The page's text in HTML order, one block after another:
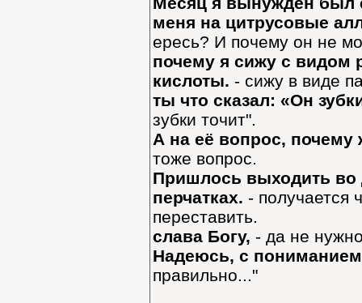
меня на цитрусовые
ересь? И почему он не
почему я сижу с видом
кислоты. - сижу в виде
ты что сказал: «Он
зубки точит".
А на её вопрос, почему
тоже вопрос.
Пришлось выходить во
перчатках. - получается
переставить.
слава Богу, - да не
Надеюсь, с
правильно..."